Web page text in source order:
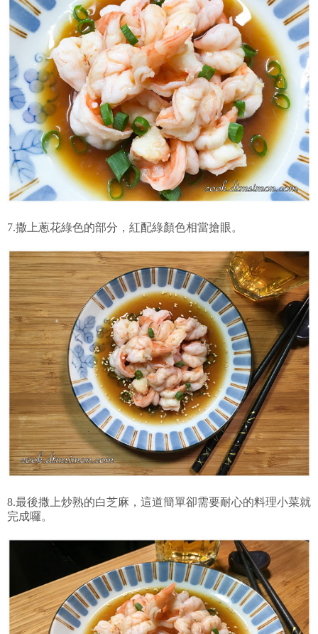
7.撒上蔥花綠色的部分，紅配綠顏色相當搶眼。
8.最後撒上炒熟的白芝麻，這道簡單卻需要耐心的料理小菜就
完成囉。